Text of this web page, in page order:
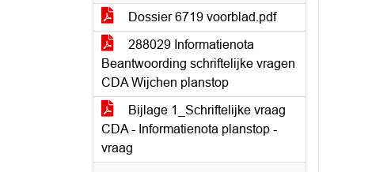
Dossier 6719 voorblad.pdf
288029 Informatienota
Beantwoording schriftelijke vragen
CDA Wijchen planstop
Bijlage 1_Schriftelijke vraag
CDA - Informatienota planstop -
vraag